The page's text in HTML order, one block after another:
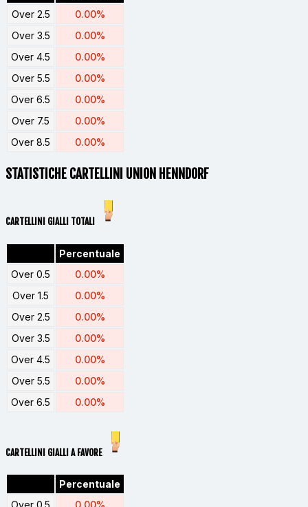
Over 2.5
0.00%
Over 3.5
0.00%
Over 4.5
0.00%
Over 5.5
0.00%
Over 6.5
0.00%
Over 7.5
0.00%
Over 8.5
0.00%
STATISTICHE CARTELLINI UNION HENNDORF
CARTELLINI GIALLI TOTALI
Percentuale
Over 0.5
0.00%
Over 1.5
0.00%
Over 2.5
0.00%
Over 3.5
0.00%
Over 4.5
0.00%
Over 5.5
0.00%
Over 6.5
0.00%
CARTELLINI GIALLI A FAVORE
Percentuale
Over 0.5
0.00%